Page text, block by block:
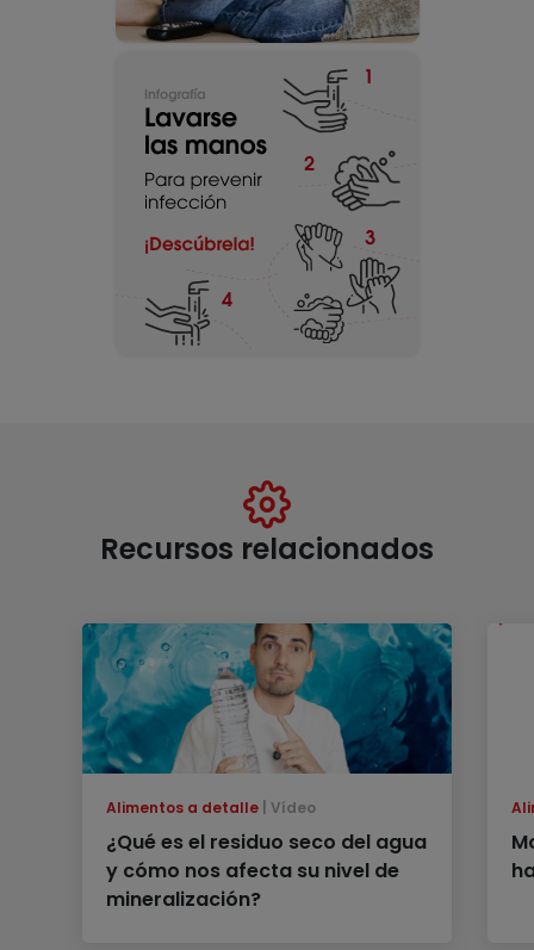
Recursos relacionados
Alimentos a detalle Vídeo
¿Qué es el residuo seco del agua
y cómo nos afecta su nivel de
mineralización?